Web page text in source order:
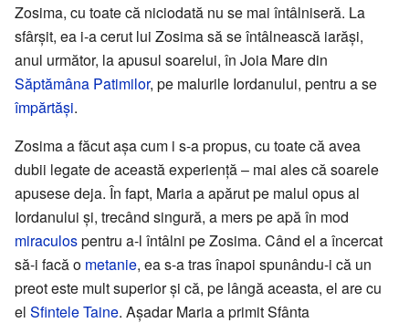
Zosima, cu toate că niciodată nu se mai întâlniseră. La
sfârșit, ea i-a cerut lui Zosima să se întâlnească iarăși,
anul următor, la apusul soarelui, în Joia Mare din
Săptămâna Patimilor, pe malurile Iordanului, pentru a se
împărtăși.
Zosima a făcut așa cum i s-a propus, cu toate că avea
dubii legate de această experiență – mai ales că soarele
apusese deja. În fapt, Maria a apărut pe malul opus al
Iordanului și, trecând singură, a mers pe apă în mod
miraculospentru a-l întâlni pe Zosima. Când el a încercat
să-i facă o metanie, ea s-a tras înapoi spunându-i că un
preot este mult superior și că, pe lângă aceasta, el are cu
el Sfintele Taine. Așadar Maria a primit Sfânta